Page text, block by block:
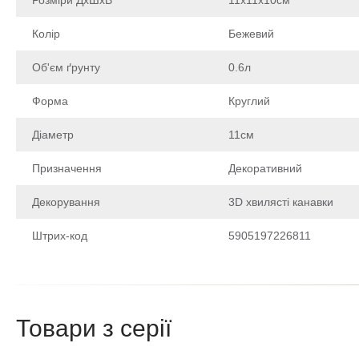
Колір Бежевий
Об'єм ґрунту 0.6л
Форма Круглий
Діаметр 11см
Призначення Декоративний
Декорування 3D хвилясті канавки
Штрих-код
5905197226811
Товари з серії